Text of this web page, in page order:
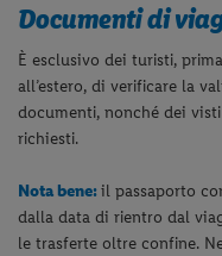
Documenti di
È esclusivo dei turisti,
all’estero, di verificare la
documenti, nonché dei
richiesti.
Nota bene:il passaporto
dalla data di rientro dal
le trasferte oltre confine.